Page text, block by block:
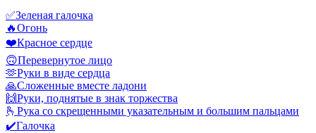
✅Зеленая галочка
🔥Огонь
❤️Красное сердце
🙃Перевернутое лицо
🫶Руки в виде сердца
🙏Сложенные вместе ладони
🙌Руки, поднятые в знак торжества
🫰 Рука со скрещенными указательным и большим пальцами
✔️Галочка